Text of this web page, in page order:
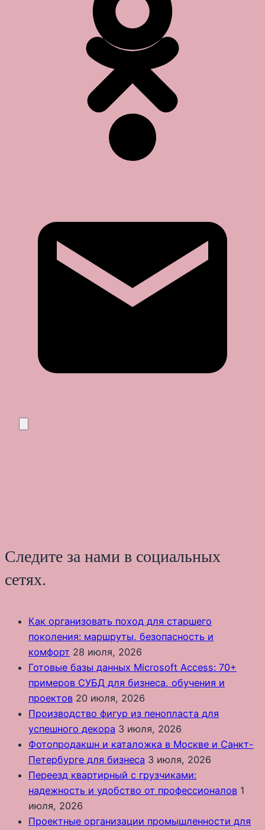
Следите за нами в социальных
сетях.
Как организовать поход для старшего
поколения: маршруты, безопасность и
комфорт 28 июля, 2026
Готовые базы данных Microsoft Access: 70+
примеров СУБД для бизнеса, обучения и
проектов 20 июля, 2026
Производство фигур из пенопласта для
успешного декора 3 июля, 2026
Фотопродакшн и каталожка в Москве и Санкт-
Петербурге для бизнеса 3 июля, 2026
Переезд квартирный с грузчиками:
надежность и удобство от профессионалов 1
июля, 2026
Проектные организации промышленности для